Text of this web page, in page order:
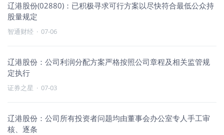
辽港股份(02880)：已积极寻求可行方案以尽快符合最低公众持
股量规定
智通财经 · 07-06
辽港股份：公司利润分配方案严格按照公司章程及相关监管规
定执行
证券之星 · 07-03
辽港股份：公司所有投资者问题均由董事会办公室专人手工审
核、逐条